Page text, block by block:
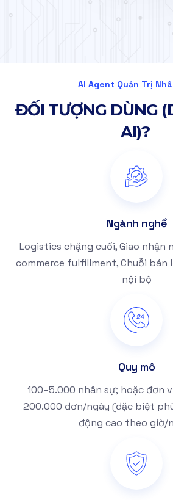
AI Agent Quản Trị
ĐỐI TƯỢNG DÙNG (
AI)?
Ngành nghề
Logistics chặng cuối, Giao nhận
commerce fulfillment, Chuỗi bán
nội bộ
Quy mô
100–5.000 nhân sự; hoặc đơn
200.000 đơn/ngày (đặc biệt
động cao theo giờ/